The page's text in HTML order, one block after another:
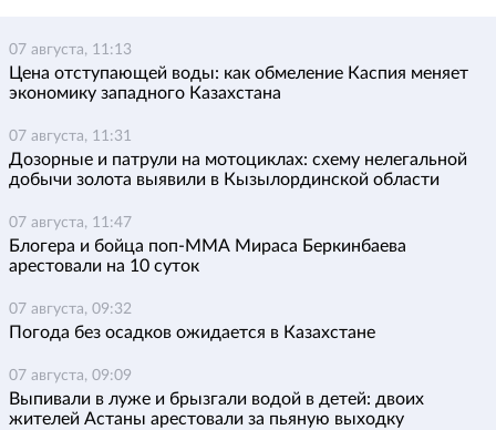
07 августа, 11:13
Цена отступающей воды: как обмеление Каспия меняет
экономику западного Казахстана
07 августа, 11:31
Дозорные и патрули на мотоциклах: схему нелегальной
добычи золота выявили в Кызылординской области
07 августа, 11:47
Блогера и бойца поп-ММА Мираса Беркинбаева
арестовали на 10 суток
07 августа, 09:32
Погода без осадков ожидается в Казахстане
07 августа, 09:09
Выпивали в луже и брызгали водой в детей: двоих
жителей Астаны арестовали за пьяную выходку